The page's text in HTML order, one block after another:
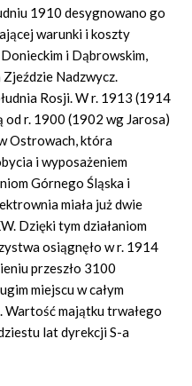
1910 desygnowano go
warunki i koszty
i Dąbrowskim,
Zjeździe Nadzwycz.
Rosji. W r. 1913 (1914
od r. 1900 (1902 wg Jarosa)
Ostrowach, która
i wyposażeniem
Górnego Śląska i
miała już dwie
Dzięki tym działaniom
osiągnęło w r. 1914
przeszło 3100
miejscu w całym
Wartość majątku trwałego
lat dyrekcji S-a